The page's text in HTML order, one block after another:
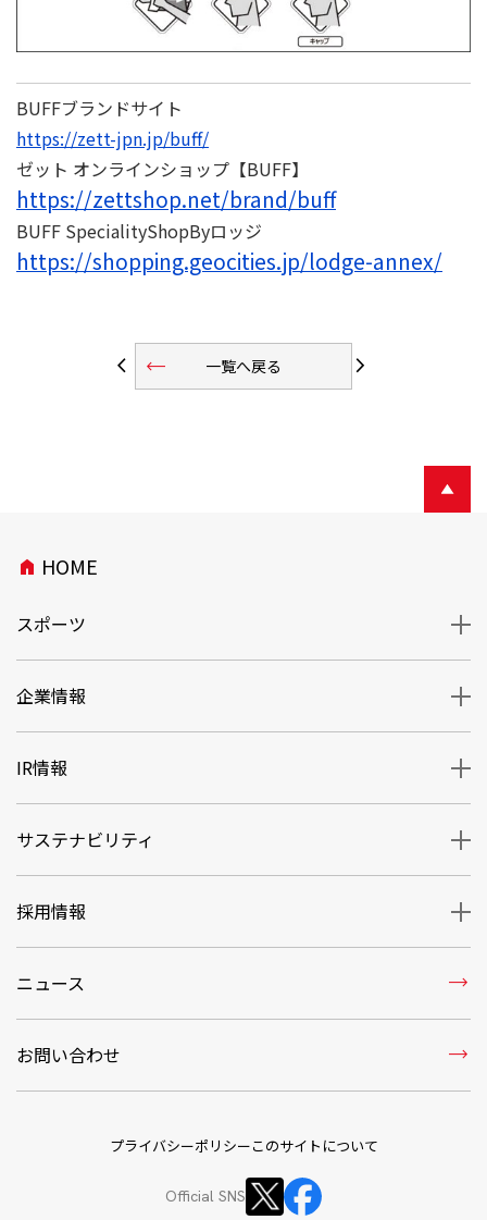
BUFFブランドサイト
https://zett-jpn.jp/buff/
ゼット オンラインショップ【BUFF】
https://zettshop.net/brand/buff
BUFF SpecialityShopByロッジ
https://shopping.geocities.jp/lodge-annex/
arrow_back_ios 一覧へ戻る
trending_flat arrow_forward_ios
home HOME
スポーツ
企業情報
IR情報
サステナビリティ
採用情報
ニュース trending_flat
お問い合わせ trending_flat
プライバシーポリシーこのサイトについて
Official SNS